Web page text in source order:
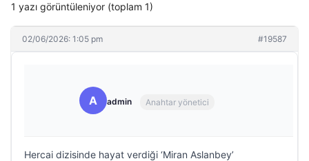
1 yazı görüntüleniyor (toplam 1)
02/06/2026: 1:05 pm #19587
A admin Anahtar yönetici
Hercai dizisinde hayat verdiği ‘Miran Aslanbey’